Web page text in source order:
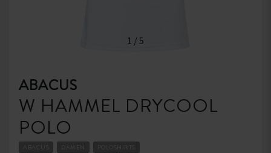
1 / 5
ABACUS
W HAMMEL DRYCOOL
POLO
ABACUS DAMEN POLOSHIRTS